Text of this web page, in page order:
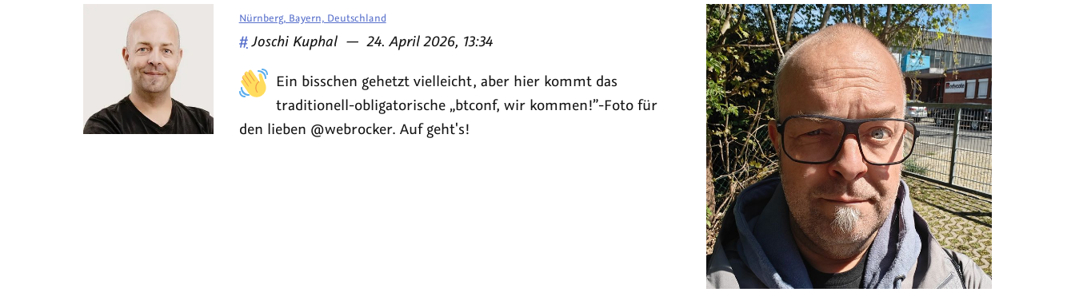
Ein bisschen gehetzt vielleicht, aber hier kommt das
traditionell-obligatorische „btconf, wir kommen!”-Foto für
den lieben @webrocker. Auf geht's!
Nürnberg, Bayern, Deutschland
# Veröffentlicht
von
Joschi Kuphal — am
24. April 2026, 13:34